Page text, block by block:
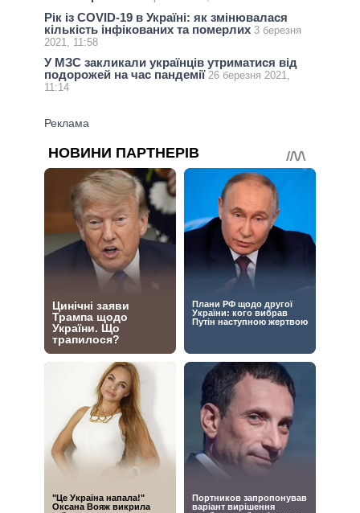
Рік із COVID-19 в Україні: як змінювалася
кількість інфікованих та померлих 3 березня
2021, 11:58
У МЗС закликали українців утриматися від
подорожей на час пандемії 26 березня 2021,
11:14